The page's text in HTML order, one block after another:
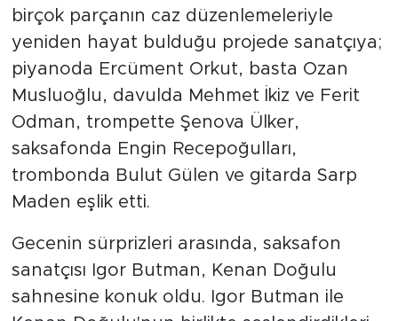
birçok parçanın caz düzenlemeleriyle
yeniden hayat bulduğu projede sanatçıya;
piyanoda Ercüment Orkut, basta Ozan
Musluoğlu, davulda Mehmet İkiz ve Ferit
Odman, trompette Şenova Ülker,
saksafonda Engin Recepoğulları,
trombonda Bulut Gülen ve gitarda Sarp
Maden eşlik etti.
Gecenin sürprizleri arasında, saksafon
sanatçısı Igor Butman, Kenan Doğulu
sahnesine konuk oldu. Igor Butman ile